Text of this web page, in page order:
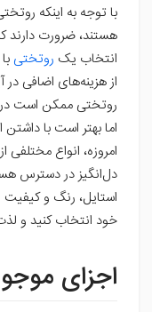
با توجه به اینکه
هستند، ضرورت دارند
انتخاب یک روتختی
از هزینه‌های اضافی در
روتختی ممکن است در
اما بهتر است با
امروزه، انواع
دل‌انگیز در دسترس
استایل، رنگ و کیفیت
خود انتخاب کنید و
اجزای